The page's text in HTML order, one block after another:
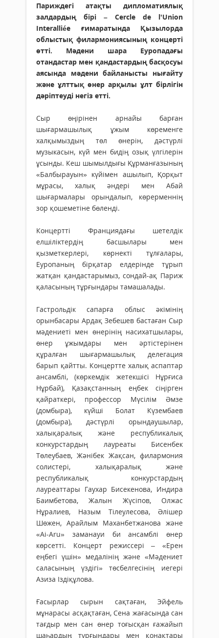
Париждегі атақты дипломатиялық
залдардың бірі – Cercle de l'Union
Interalliée ғимаратында Қызылорда
облыстық филармониясының концерті
өтті. Мәдени шара Еуропадағы
отандастар мен қандастардың басқосуы
аясында мәдени байланысты нығайту
және ұлттық өнер арқылы ұлт бірлігін
дәріптеуді негіз етті.
Сыр өңірінен арнайы барған
шығармашылық ұжым көременге
халқымыздың төл өнерін, дәстүрлі
музыкасын, күй мен бидің озық үлгілерін
ұсынды. Кеш шымылдығы Құрманғазының
«Балбырауын» күйімен ашылып, Қорқыт
мұрасы, халық әндері мен Абай
шығармалары орындалып, көрерменнің
зор қошеметіне бөленді.
Концертті Франциядағы шетелдік
елшіліктердің басшылары мен
қызметкерлері, көрнекті тұлғалары,
Еуропаның бірқатар елдерінде тұрып
жатқан қандастарымыз, сондай-ақ Париж
қаласының тұрғындары тамашалады.
Гастрольдік сапарға облыс әкімінің
орынбасары Ардақ Зебешев бастаған Сыр
мәдениеті мен өнерінің насихатшылары,
өнер ұжымдары мен әртістерінен
құралған шығармашылық делегация
барып қайтты. Концертте халық аспаптар
ансамблі, (көркемдік жетекшісі Нұрғиса
Нұрбай), Қазақстанның еңбек сіңірген
қайраткері, профессор Мүсілім Әмзе
(домбыра), күйші Болат Күзембаев
(домбыра), дәстүрлі орындаушылар,
халықаралық және республикалық
конкурстардың лауреаты Бисенбек
Төлеубаев, Жәнібек Жақсан, филармония
солистері, халықаралық және
республикалық конкурстардың
лауреаттары Гаухар Бисекенова, Индира
Баимбетова, Жалын Жүсіпов, Олжас
Нұралиев, Назым Тілеулесова, Әлішер
Шөжен, Арайлым Маханбетжанова және
«Ai-Aru» заманауи би ансамблі өнер
көрсетті. Концерт режиссері – «Ерен
еңбегі үшін» медалінің және «Мәдениет
саласының үздігі» төсбелгесінің иегері
Азиза Іздіқұлова.
Ғасырлар сырын сақтаған, Эйфель
мұнарасы асқақтаған, Сена жағасында сан
тағдыр мен сан өнер тоғысқан ғажайып
шаһардың тұрғындары мен қонақтары